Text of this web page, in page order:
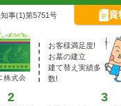
事(1)第5751号 資
株式会
お客様満足度!
お墓の建立
建て替え実績多
数!
2
3